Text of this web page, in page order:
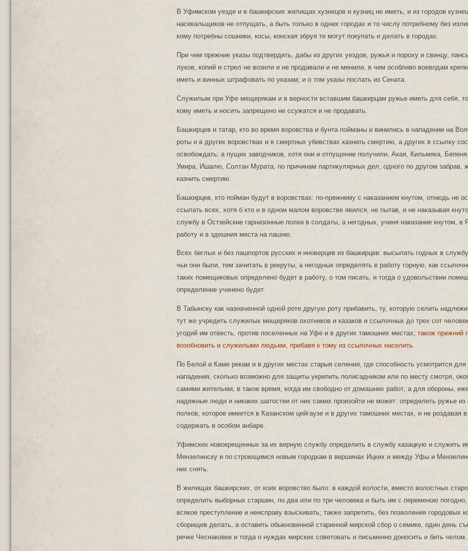
В Уфимском уезде и в башкирских жилищах кузнецов и кузниц не иметь, и из городов
насекальщиков не отпущать, а быть только в одних городах и то числу потребному без
кому потребны сошники, косы, конская збруя те могут покупать и делать в городах.
При чем прежние указы подтвердить, дабы из других уездов, ружья и пороху и свинцу,
луков, копий и стрел не возили и не продавали и не менили, в чем особливо воеводам
иметь и винных штрафовать по указам; и о том указы послать из Сената.
Служилым при Уфе мещерякам и в верности вставшим башкирцам ружье иметь для себя,
кому иметь и носить запрещено не ссужатся и не продавать.
Башкирцев и татар, кто во время воровства и бунта пойманы и винились в нападении на
роты и в других воровствах и в смертных убивствах казнить смертию, а других в ссылку
освобождать; а пущих заводчиков, хотя они и отпущение получили, Акая, Кильмяка,
Умира, Ишалю, Солтан Мурата, по причинам партикулярных дел, одного по другом забрав,
казнить смертию.
Башкирцев, кто пойман будут в воровствах: по-прежнему с наказанием кнутом, отнюдь не
ссылать всех, хотя б кто и в одном малом воровстве явился, не пытав, и не наказывая
службу в Остзейские гарнизонные полки в солдаты, а негодных, учиня наказание кнутом, в
работу и в здешния места на пашню.
Всех беглых и без пашпортов русских и иноверцев из башкирцев: высылать годных в
чьи они были, тем зачитать в рекруты, а негодных определять в работу горную, как
таких помещиковых определено будет в работу, о том писать, и тогда о удовольствии
определение учинено будет.
В Табынску как назначенной одной роте другую роту прибавить, ту, которую селить
тут же учредить служилых мещеряков охотников и казаков и ссылочных до трех сот
угодий им отвесть, против поселенных на Уфе и в других тамошних местах; також прежний
возобновить и служилыми людьми, прибавя к тому из ссылочных населить.
По Белой и Каме рекам и в других местах старыя селения, где способность усмотрится для
нападения, сколько возможно для защиты укрепить полисадником или по месту смотря,
самими жительми, в такое время, когда им свободно от домашних работ; а для обороны,
надежные люди и никаких шатостеи от них самих произойти не может: определить ружье из
полков, которое имеется в Казанском цейгаузе и в других тамошних местах, и не роздавая в
содержать в особом анбаре.
Уфимских новокрещенных за их верную службу определить в службу казацкую и служить
Мензелинску и по строющимся новым городкам в вершинах Ицких и между Уфы и
них снять.
В жилищах башкирских, от коих воровство было: в каждой волости, вместо волостных
определить выборных старшин, по два или по три человека и быть им с переменою погодно,
всякое преступление и неисправу взыскивать; также запретить, без позволения городовых
сборищев делать, а оставить обыкновенной старинной мирской сбор о семике, один день
речке Чеснаковке и тогда о нуждах мирских советовать и письменно доносить и бить челом.